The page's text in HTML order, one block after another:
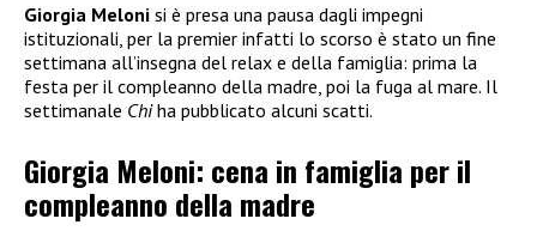
Giorgia Meloni si è presa una pausa dagli impegni
istituzionali, per la premier infatti lo scorso è stato un fine
settimana all’insegna del relax e della famiglia: prima la
festa per il compleanno della madre, poi la fuga al mare. Il
settimanale Chiha pubblicato alcuni scatti.
Giorgia Meloni: cena in famiglia per il
compleanno della madre